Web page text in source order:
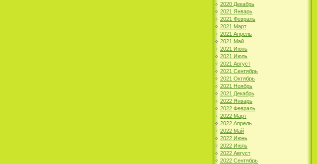
2020 Декабрь
2021 Январь
2021 Февраль
2021 Март
2021 Апрель
2021 Май
2021 Июнь
2021 Июль
2021 Август
2021 Сентябрь
2021 Октябрь
2021 Ноябрь
2021 Декабрь
2022 Январь
2022 Февраль
2022 Март
2022 Апрель
2022 Май
2022 Июнь
2022 Июль
2022 Август
2022 Сентябрь